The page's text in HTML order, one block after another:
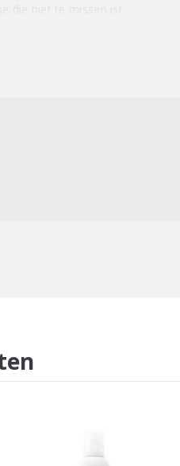
die niet te missen is!